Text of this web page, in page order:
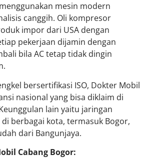
mesin modern
canggih. Oli kompresor
impor dari USA dengan
pekerjaan dijamin dengan
bila AC tetap tidak dingin
bersertifikasi ISO, Dokter Mobil
nasional yang bisa diklaim di
lain yaitu jaringan
berbagai kota, termasuk Bogor,
dari Bangunjaya.
Cabang Bogor: